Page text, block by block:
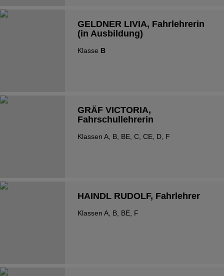
GELDNER LIVIA, Fahrlehrerin
(in Ausbildung)
Klasse B
GRÄF VICTORIA,
Fahrschullehrerin
Klassen A, B, BE, C, CE, D, F
HAINDL RUDOLF, Fahrlehrer
Klassen A, B, BE, F